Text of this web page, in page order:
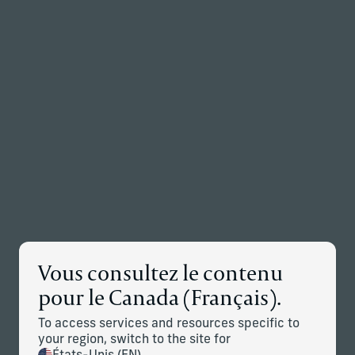
Vous consultez le contenu
pour le Canada (Français).
To access services and resources specific to
your region, switch to the site for
28 JUILL. 2026
Corient poursuit son expansion à New York
avec l’ajout de Seven Bridges Advisors
Télécharger le PDF
30 JUIN 2026